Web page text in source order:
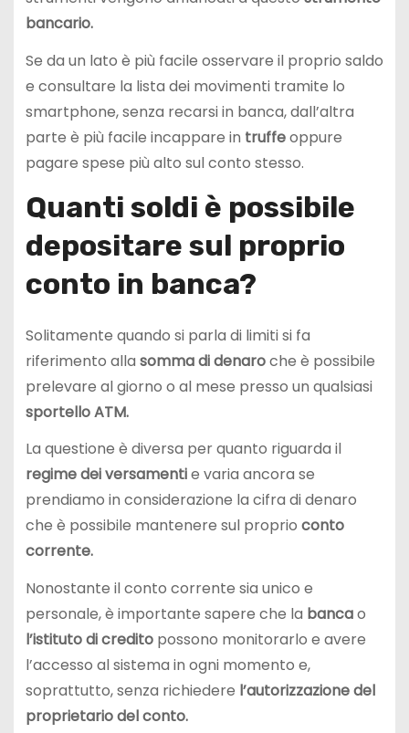
bancario.
Se da un lato è più facile osservare il proprio saldo
e consultare la lista dei movimenti tramite lo
smartphone, senza recarsi in banca, dall’altra
parte è più facile incappare in truffeoppure
pagare spese più alto sul conto stesso.
Quanti soldi è possibile
depositare sul proprio
conto in banca?
Solitamente quando si parla di limiti si fa
riferimento alla somma di denaroche è possibile
prelevare al giorno o al mese presso un qualsiasi
sportello ATM.
La questione è diversa per quanto riguarda il
regimedei versamentie varia ancora se
prendiamo in considerazione la cifra di denaro
che è possibile mantenere sul proprio conto
corrente.
Nonostante il conto corrente sia unico e
personale, è importante sapere che la bancao
l’istituto di creditopossono monitorarlo e avere
l’accesso al sistema in ogni momento e,
soprattutto, senza richiedere l’autorizzazione del
proprietario del conto.